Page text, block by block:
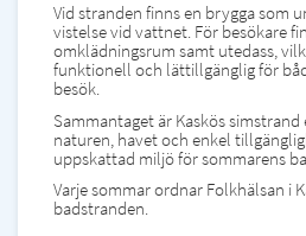
Vid stranden finns en brygga som
vistelse vid vattnet. För besökare
omklädningsrum samt utedass,
funktionell och lättillgänglig för
besök.
Sammantaget är Kaskös
naturen, havet och enkel
uppskattad miljö för sommarens
Varje sommar ordnar Folkhälsan i
badstranden.